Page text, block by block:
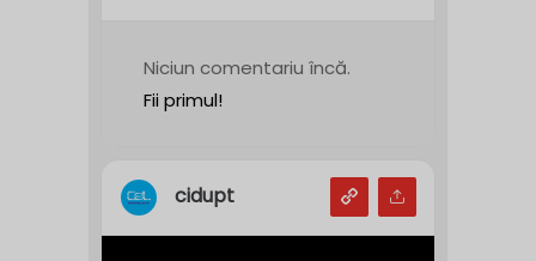
Niciun comentariu încă.
Fii primul!
cidupt